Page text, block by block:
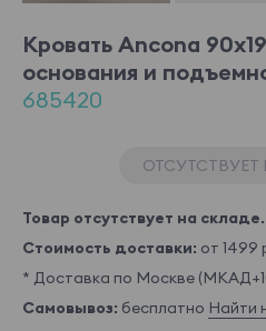
Кровать Ancona
основания и
685420
ОТСУТСТВУЕТ
Товар отсутствует на складе.
Стоимость доставки: от 1499
* Доставка по Москве
Самовывоз: бесплатно Найти